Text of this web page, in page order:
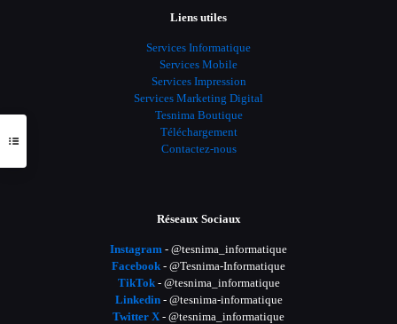
Liens utiles
Services Informatique
Services Mobile
Services Impression
Services Marketing Digital
Tesnima Boutique
Téléchargement
Contactez-nous
Réseaux Sociaux
Instagram - @tesnima_informatique
Facebook - @Tesnima-Informatique
TikTok- @tesnima_informatique
Linkedin- @tesnima-informatique
Twitter X - @tesnima_informatique